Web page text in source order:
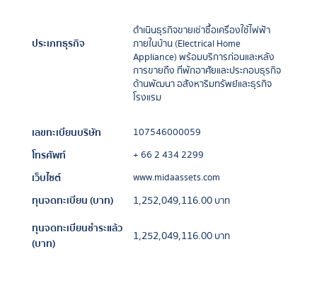
ประเภทธุรกิจ​​
ดำเนินธุรกิจขายเช่าซื้อเครื่องใช้ไฟฟ้า
ภายในบ้าน (Electrical Home
Appliance) พร้อมบริการก่อนและหลัง
การขายถึง ที่พักอาศัยและประกอบธุรกิจ
ด้านพัฒนา อสังหาริมทรัพย์และธุรกิจ
โรงแรม
เลขทะเบียนบริษัท 107546000059
โทรศัพท์ + 66 2 434 2299
เว็บไซต์ www.midaassets.com
ทุนจดทะเบียน (บาท) 1,252,049,116.00 บาท
ทุนจดทะเบียนชำระแล้ว
(บาท)
1,252,049,116.00 บาท